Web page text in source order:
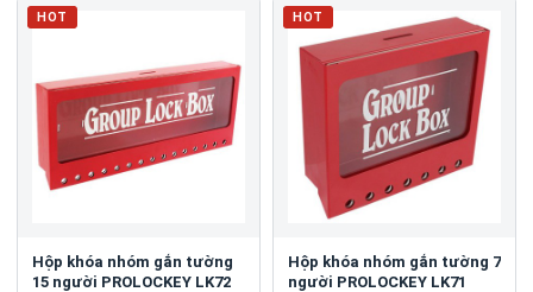
HOT
Hộp khóa nhóm gắn tường
15 người PROLOCKEY LK72
HOT
Hộp khóa nhóm gắn tường 7
người PROLOCKEY LK71